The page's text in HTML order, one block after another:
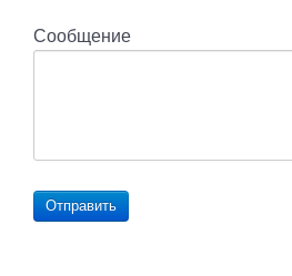
Сообщение
Отправить